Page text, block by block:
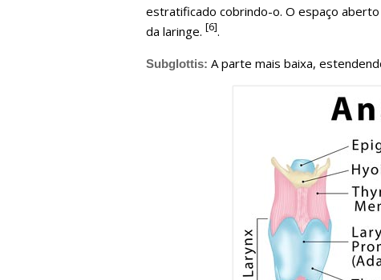
estratificado cobrindo-o. O espaço
da laringe. [6].
Subglottis: A parte mais baixa,